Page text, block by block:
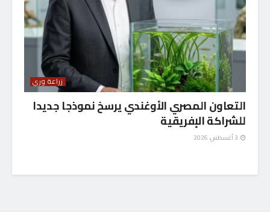
زراعة وري
التعاون المصري الأوغندي يرسخ نموذجا جديدا
للشراكة الإفريقية